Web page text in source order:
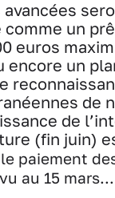
avancées
comme un
euros
encore un
de
de
(fin juin)
paiement
au 15 mars...